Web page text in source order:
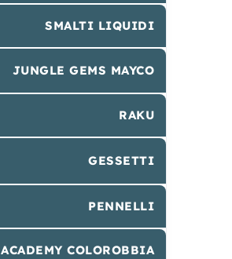
SMALTI LIQUIDI
JUNGLE GEMS MAYCO
RAKU
GESSETTI
PENNELLI
ACADEMY COLOROBBIA